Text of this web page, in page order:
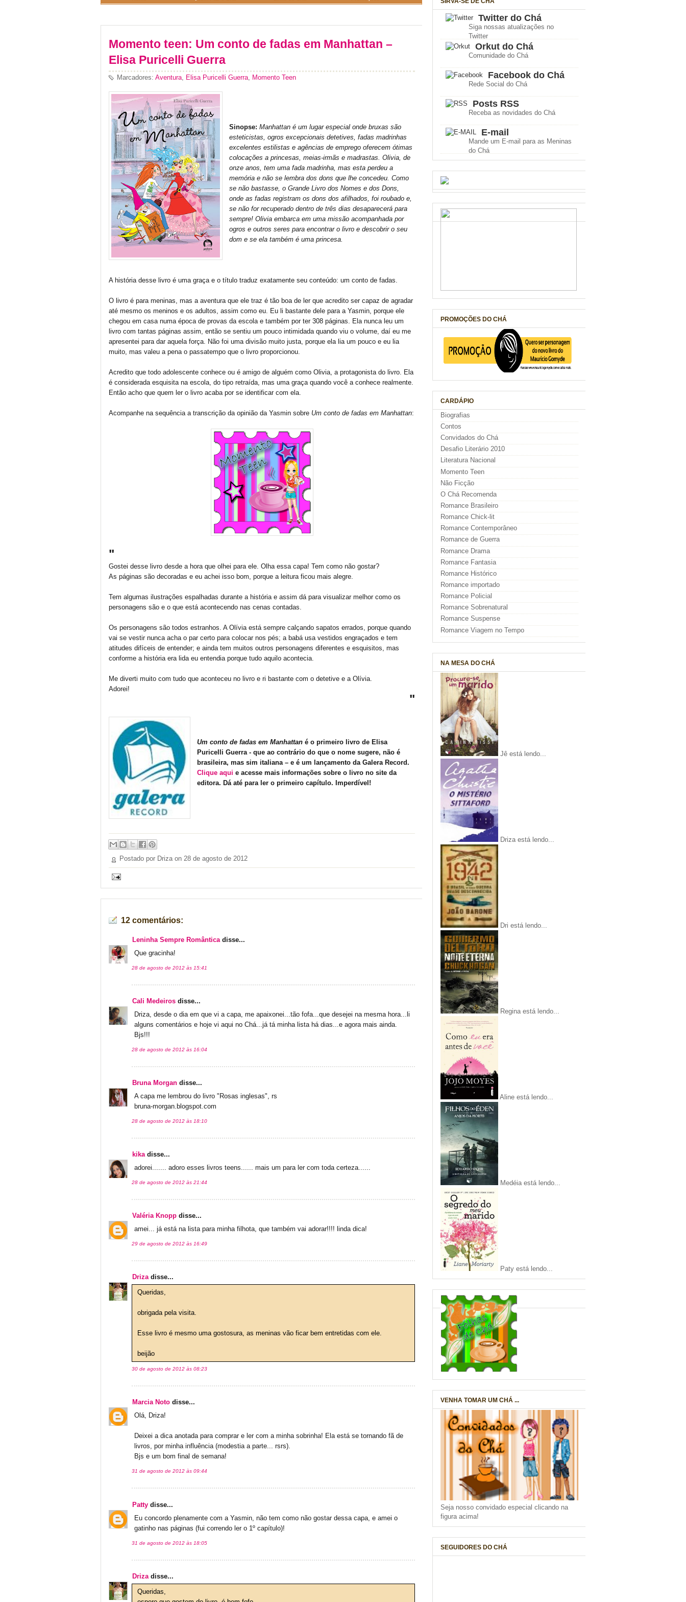
Momento teen: Um conto de fadas em Manhattan –
Elisa Puricelli Guerra
Marcadores: Aventura Elisa Puricelli Guerra Momento Teen
Sinopse: Manhattan é um lugar especial onde bruxas são
esteticistas, ogros excepcionais detetives, fadas madrinhas
excelentes estilistas e agências de emprego oferecem ótimas
colocações a princesas, meias-irmãs e madrastas. Olivia, de
onze anos, tem uma fada madrinha, mas esta perdeu a
memória e não se lembra dos dons que lhe concedeu. Como
se não bastasse, o Grande Livro dos Nomes e dos Dons,
onde as fadas registram os dons dos afilhados, foi roubado e,
se não for recuperado dentro de três dias desaparecerá para
sempre! Olivia embarca em uma missão acompanhada por
ogros e outros seres para encontrar o livro e descobrir o seu
dom e se ela também é uma princesa.
A história desse livro é uma graça e o título traduz exatamente seu conteúdo: um conto de fadas.
O livro é para meninas, mas a aventura que ele traz é tão boa de ler que acredito ser capaz de agradar
até mesmo os meninos e os adultos, assim como eu. Eu li bastante dele para a Yasmin, porque ele
chegou em casa numa época de provas da escola e também por ter 308 páginas. Ela nunca leu um
livro com tantas páginas assim, então se sentiu um pouco intimidada quando viu o volume, daí eu me
apresentei para dar aquela força. Não foi uma divisão muito justa, porque ela lia um pouco e eu lia
muito, mas valeu a pena o passatempo que o livro proporcionou.
Acredito que todo adolescente conhece ou é amigo de alguém como Olivia, a protagonista do livro. Ela
é considerada esquisita na escola, do tipo retraída, mas uma graça quando você a conhece realmente.
Então acho que quem ler o livro acaba por se identificar com ela.
Acompanhe na sequência a transcrição da opinião da Yasmin sobre Um conto de fadas em Manhattan:
"
Gostei desse livro desde a hora que olhei para ele. Olha essa capa! Tem como não gostar?
As páginas são decoradas e eu achei isso bom, porque a leitura ficou mais alegre.
Tem algumas ilustrações espalhadas durante a história e assim dá para visualizar melhor como os
personagens são e o que está acontecendo nas cenas contadas.
Os personagens são todos estranhos. A Olívia está sempre calçando sapatos errados, porque quando
vai se vestir nunca acha o par certo para colocar nos pés; a babá usa vestidos engraçados e tem
atitudes difíceis de entender; e ainda tem muitos outros personagens diferentes e esquisitos, mas
conforme a história era lida eu entendia porque tudo aquilo acontecia.
Me diverti muito com tudo que aconteceu no livro e ri bastante com o detetive e a Olívia.
Adorei!
"
Um conto de fadas em Manhattané o primeiro livro de Elisa
Puricelli Guerra - que ao contrário do que o nome sugere, não é
brasileira, mas sim italiana – e é um lançamento da Galera Record.
Clique aqui e acesse mais informações sobre o livro no site da
editora. Dá até para ler o primeiro capítulo. Imperdível!
Postado por Driza on 28 de agosto de 2012
12 comentários:
Leninha Sempre Romântica disse...
Que gracinha!
28 de agosto de 2012 às 15:41
Cali Medeiros disse...
Driza, desde o dia em que vi a capa, me apaixonei...tão fofa...que desejei na mesma hora...li
alguns comentários e hoje vi aqui no Chá...já tá minha lista há dias...e agora mais ainda.
Bjs!!!
28 de agosto de 2012 às 16:04
Bruna Morgan disse...
A capa me lembrou do livro "Rosas inglesas", rs
bruna-morgan.blogspot.com
28 de agosto de 2012 às 18:10
kikadisse...
adorei....... adoro esses livros teens...... mais um para ler com toda certeza......
28 de agosto de 2012 às 21:44
Valéria Knopp disse...
amei... já está na lista para minha filhota, que também vai adorar!!!! linda dica!
29 de agosto de 2012 às 16:49
Drizadisse...
Queridas,
obrigada pela visita.
Esse livro é mesmo uma gostosura, as meninas vão ficar bem entretidas com ele.
beijão
30 de agosto de 2012 às 08:23
Marcia Noto disse...
Olá, Driza!
Deixei a dica anotada para comprar e ler com a minha sobrinha! Ela está se tornando fã de
livros, por minha influência (modestia a parte... rsrs).
Bjs e um bom final de semana!
31 de agosto de 2012 às 09:44
Patty disse...
Eu concordo plenamente com a Yasmin, não tem como não gostar dessa capa, e amei o
gatinho nas páginas (fui correndo ler o 1º capítulo)!
31 de agosto de 2012 às 18:05
Driza disse...
Queridas,
Twitter do Chá
Siga nossas atualizações no
Twitter
Orkut do Chá
Comunidade do Chá
Facebook do Chá
Rede Social do Chá
Posts RSS
Receba as novidades do Chá
E-mail
Mande um E-mail para as Meninas
do Chá
PROMOÇÕES DO CHÁ
CARDÁPIO
Biografias
Contos
Convidados do Chá
Desafio Literário 2010
Literatura Nacional
Momento Teen
Não Ficção
O Chá Recomenda
Romance Brasileiro
Romance Chick-lit
Romance Contemporâneo
Romance de Guerra
Romance Drama
Romance Fantasia
Romance Histórico
Romance importado
Romance Policial
Romance Sobrenatural
Romance Suspense
Romance Viagem no Tempo
NA MESA DO CHÁ
Jê está lendo...
Driza está lendo...
Dri está lendo...
Regina está lendo...
Aline está lendo...
Medéia está lendo...
Paty está lendo...
VENHA TOMAR UM CHÁ ...
Seja nosso convidado especial clicando na
figura acima!
SEGUIDORES DO CHÁ